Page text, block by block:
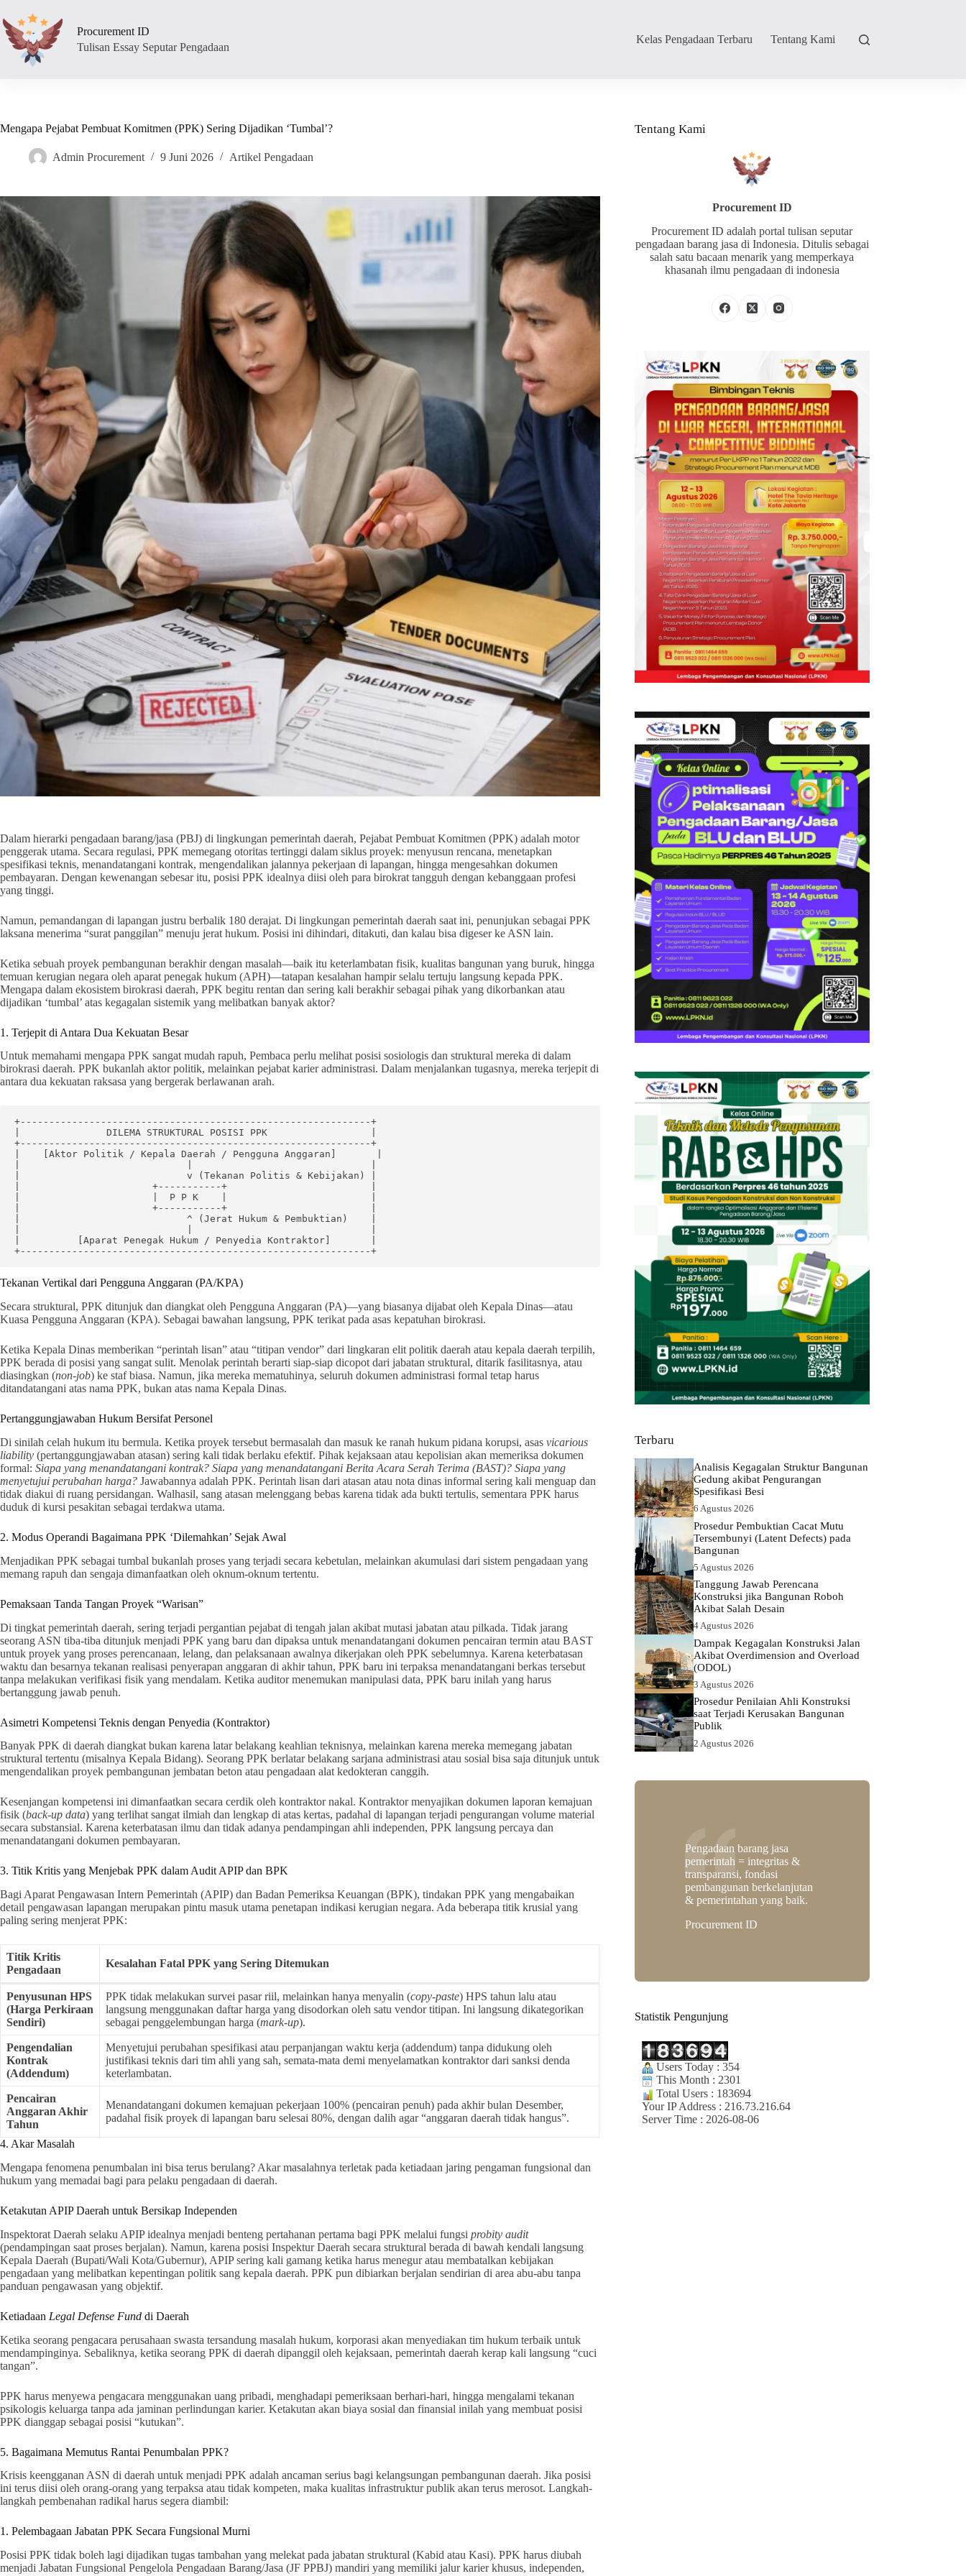
to
content
Procurement ID
Tulisan Essay Seputar Pengadaan
Kelas Pengadaan Terbaru Tentang Kami
Mengapa Pejabat Pembuat Komitmen (PPK) Sering Dijadikan ‘Tumbal’?
Admin Procurement 9 Juni 2026 Artikel Pengadaan
Dalam hierarki pengadaan barang/jasa (PBJ) di lingkungan pemerintah daerah, Pejabat Pembuat Komitmen (PPK) adalah motor
penggerak utama. Secara regulasi, PPK memegang otoritas tertinggi dalam siklus proyek: menyusun rencana, menetapkan
spesifikasi teknis, menandatangani kontrak, mengendalikan jalannya pekerjaan di lapangan, hingga mengesahkan dokumen
pembayaran. Dengan kewenangan sebesar itu, posisi PPK idealnya diisi oleh para birokrat tangguh dengan kebanggaan profesi
yang tinggi.
Namun, pemandangan di lapangan justru berbalik 180 derajat. Di lingkungan pemerintah daerah saat ini, penunjukan sebagai PPK
laksana menerima “surat panggilan” menuju jerat hukum. Posisi ini dihindari, ditakuti, dan kalau bisa digeser ke ASN lain.
Ketika sebuah proyek pembangunan berakhir dengan masalah—baik itu keterlambatan fisik, kualitas bangunan yang buruk, hingga
temuan kerugian negara oleh aparat penegak hukum (APH)—tatapan kesalahan hampir selalu tertuju langsung kepada PPK.
Mengapa dalam ekosistem birokrasi daerah, PPK begitu rentan dan sering kali berakhir sebagai pihak yang dikorbankan atau
dijadikan ‘tumbal’ atas kegagalan sistemik yang melibatkan banyak aktor?
1. Terjepit di Antara Dua Kekuatan Besar
Untuk memahami mengapa PPK sangat mudah rapuh, Pembaca perlu melihat posisi sosiologis dan struktural mereka di dalam
birokrasi daerah. PPK bukanlah aktor politik, melainkan pejabat karier administrasi. Dalam menjalankan tugasnya, mereka terjepit di
antara dua kekuatan raksasa yang bergerak berlawanan arah.
+-------------------------------------------------------------+
|               DILEMA STRUKTURAL POSISI PPK                  |
+-------------------------------------------------------------+
|    [Aktor Politik / Kepala Daerah / Pengguna Anggaran]       |
|                             v (Tekanan Politis & Kebijakan) |
|                       +-----------+                         |
|                       |  P P K    |                         |
|                       +-----------+                         |
|                             ^ (Jerat Hukum & Pembuktian)    |
|          [Aparat Penegak Hukum / Penyedia Kontraktor]       |
Tekanan Vertikal dari Pengguna Anggaran (PA/KPA)
Secara struktural, PPK ditunjuk dan diangkat oleh Pengguna Anggaran (PA)—yang biasanya dijabat oleh Kepala Dinas—atau
Kuasa Pengguna Anggaran (KPA). Sebagai bawahan langsung, PPK terikat pada asas kepatuhan birokrasi.
Ketika Kepala Dinas memberikan “perintah lisan” atau “titipan vendor” dari lingkaran elit politik daerah atau kepala daerah terpilih,
PPK berada di posisi yang sangat sulit. Menolak perintah berarti siap-siap dicopot dari jabatan struktural, ditarik fasilitasnya, atau
diasingkan (non-job) ke staf biasa. Namun, jika mereka mematuhinya, seluruh dokumen administrasi formal tetap harus
ditandatangani atas nama PPK, bukan atas nama Kepala Dinas.
Pertanggungjawaban Hukum Bersifat Personel
Di sinilah celah hukum itu bermula. Ketika proyek tersebut bermasalah dan masuk ke ranah hukum pidana korupsi, asas vicarious
liability (pertanggungjawaban atasan) sering kali tidak berlaku efektif. Pihak kejaksaan atau kepolisian akan memeriksa dokumen
formal: Siapa yang menandatangani kontrak? Siapa yang menandatangani Berita Acara Serah Terima (BAST)? Siapa yang
menyetujui perubahan harga? Jawabannya adalah PPK. Perintah lisan dari atasan atau nota dinas informal sering kali menguap dan
tidak diakui di ruang persidangan. Walhasil, sang atasan melenggang bebas karena tidak ada bukti tertulis, sementara PPK harus
duduk di kursi pesakitan sebagai terdakwa utama.
2. Modus Operandi Bagaimana PPK ‘Dilemahkan’ Sejak Awal
Menjadikan PPK sebagai tumbal bukanlah proses yang terjadi secara kebetulan, melainkan akumulasi dari sistem pengadaan yang
memang rapuh dan sengaja dimanfaatkan oleh oknum-oknum tertentu.
Pemaksaan Tanda Tangan Proyek “Warisan”
Di tingkat pemerintah daerah, sering terjadi pergantian pejabat di tengah jalan akibat mutasi jabatan atau pilkada. Tidak jarang
seorang ASN tiba-tiba ditunjuk menjadi PPK yang baru dan dipaksa untuk menandatangani dokumen pencairan termin atau BAST
untuk proyek yang proses perencanaan, lelang, dan pelaksanaan awalnya dikerjakan oleh PPK sebelumnya. Karena keterbatasan
waktu dan besarnya tekanan realisasi penyerapan anggaran di akhir tahun, PPK baru ini terpaksa menandatangani berkas tersebut
tanpa melakukan verifikasi fisik yang mendalam. Ketika auditor menemukan manipulasi data, PPK baru inilah yang harus
bertanggung jawab penuh.
Asimetri Kompetensi Teknis dengan Penyedia (Kontraktor)
Banyak PPK di daerah diangkat bukan karena latar belakang keahlian teknisnya, melainkan karena mereka memegang jabatan
struktural tertentu (misalnya Kepala Bidang). Seorang PPK berlatar belakang sarjana administrasi atau sosial bisa saja ditunjuk untuk
mengendalikan proyek pembangunan jembatan beton atau pengadaan alat kedokteran canggih.
Kesenjangan kompetensi ini dimanfaatkan secara cerdik oleh kontraktor nakal. Kontraktor menyajikan dokumen laporan kemajuan
fisik (back-up data) yang terlihat sangat ilmiah dan lengkap di atas kertas, padahal di lapangan terjadi pengurangan volume material
secara substansial. Karena keterbatasan ilmu dan tidak adanya pendampingan ahli independen, PPK langsung percaya dan
menandatangani dokumen pembayaran.
3. Titik Kritis yang Menjebak PPK dalam Audit APIP dan BPK
Bagi Aparat Pengawasan Intern Pemerintah (APIP) dan Badan Pemeriksa Keuangan (BPK), tindakan PPK yang mengabaikan
detail pengawasan lapangan merupakan pintu masuk utama penetapan indikasi kerugian negara. Ada beberapa titik krusial yang
paling sering menjerat PPK:
Titik Kritis
Pengadaan
Kesalahan Fatal PPK yang Sering Ditemukan
Penyusunan HPS
(Harga Perkiraan
Sendiri)
PPK tidak melakukan survei pasar riil, melainkan hanya menyalin (copy-paste) HPS tahun lalu atau
langsung menggunakan daftar harga yang disodorkan oleh satu vendor titipan. Ini langsung dikategorikan
sebagai penggelembungan harga (mark-up).
Pengendalian
Kontrak
(Addendum)
Menyetujui perubahan spesifikasi atau perpanjangan waktu kerja (addendum) tanpa didukung oleh
justifikasi teknis dari tim ahli yang sah, semata-mata demi menyelamatkan kontraktor dari sanksi denda
keterlambatan.
Pencairan
Anggaran Akhir
Tahun
Menandatangani dokumen kemajuan pekerjaan 100% (pencairan penuh) pada akhir bulan Desember,
padahal fisik proyek di lapangan baru selesai 80%, dengan dalih agar “anggaran daerah tidak hangus”.
4. Akar Masalah
Mengapa fenomena penumbalan ini bisa terus berulang? Akar masalahnya terletak pada ketiadaan jaring pengaman fungsional dan
hukum yang memadai bagi para pelaku pengadaan di daerah.
Ketakutan APIP Daerah untuk Bersikap Independen
Inspektorat Daerah selaku APIP idealnya menjadi benteng pertahanan pertama bagi PPK melalui fungsi probity audit
(pendampingan saat proses berjalan). Namun, karena posisi Inspektur Daerah secara struktural berada di bawah kendali langsung
Kepala Daerah (Bupati/Wali Kota/Gubernur), APIP sering kali gamang ketika harus menegur atau membatalkan kebijakan
pengadaan yang melibatkan kepentingan politik sang kepala daerah. PPK pun dibiarkan berjalan sendirian di area abu-abu tanpa
panduan pengawasan yang objektif.
Ketiadaan Legal Defense Fund di Daerah
Ketika seorang pengacara perusahaan swasta tersandung masalah hukum, korporasi akan menyediakan tim hukum terbaik untuk
mendampinginya. Sebaliknya, ketika seorang PPK di daerah dipanggil oleh kejaksaan, pemerintah daerah kerap kali langsung “cuci
tangan”.
PPK harus menyewa pengacara menggunakan uang pribadi, menghadapi pemeriksaan berhari-hari, hingga mengalami tekanan
psikologis keluarga tanpa ada jaminan perlindungan karier. Ketakutan akan biaya sosial dan finansial inilah yang membuat posisi
PPK dianggap sebagai posisi “kutukan”.
5. Bagaimana Memutus Rantai Penumbalan PPK?
Krisis keengganan ASN di daerah untuk menjadi PPK adalah ancaman serius bagi kelangsungan pembangunan daerah. Jika posisi
ini terus diisi oleh orang-orang yang terpaksa atau tidak kompeten, maka kualitas infrastruktur publik akan terus merosot. Langkah-
langkah pembenahan radikal harus segera diambil:
1. Pelembagaan Jabatan PPK Secara Fungsional Murni
Posisi PPK tidak boleh lagi dijadikan tugas tambahan yang melekat pada jabatan struktural (Kabid atau Kasi). PPK harus diubah
menjadi Jabatan Fungsional Pengelola Pengadaan Barang/Jasa (JF PPBJ) mandiri yang memiliki jalur karier khusus, independen,
Tentang Kami
Procurement ID
Procurement ID adalah portal tulisan seputar
pengadaan barang jasa di Indonesia. Ditulis sebagai
salah satu bacaan menarik yang memperkaya
khasanah ilmu pengadaan di indonesia
Terbaru
Analisis Kegagalan Struktur Bangunan
Gedung akibat Pengurangan
Spesifikasi Besi
6 Agustus 2026
Prosedur Pembuktian Cacat Mutu
Tersembunyi (Latent Defects) pada
Bangunan
5 Agustus 2026
Tanggung Jawab Perencana
Konstruksi jika Bangunan Roboh
Akibat Salah Desain
4 Agustus 2026
Dampak Kegagalan Konstruksi Jalan
Akibat Overdimension and Overload
(ODOL)
3 Agustus 2026
Prosedur Penilaian Ahli Konstruksi
saat Terjadi Kerusakan Bangunan
Publik
2 Agustus 2026
Pengadaan barang jasa
pemerintah = integritas &
transparansi, fondasi
pembangunan berkelanjutan
& pemerintahan yang baik.
Procurement ID
Statistik Pengunjung
Users Today : 354
This Month : 2301
Total Users : 183694
Your IP Address : 216.73.216.64
Server Time : 2026-08-06